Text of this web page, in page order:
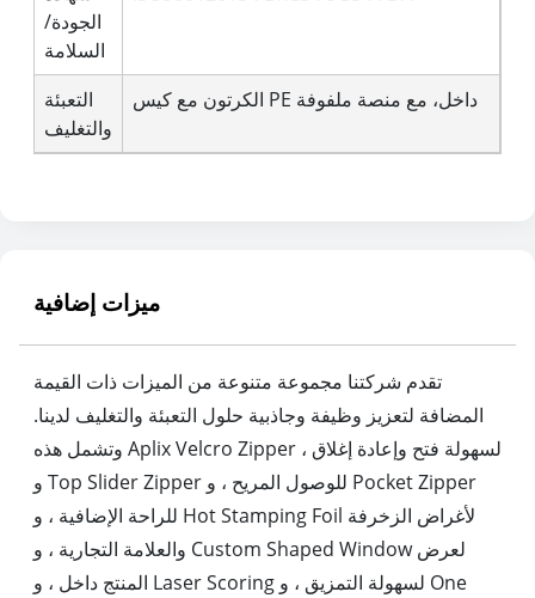
الجودة/
السلامة
التعبئة
والتغليف
الكرتون مع كيس PE داخل، مع منصة ملفوفة
ميزات إضافية
تقدم شركتنا مجموعة متنوعة من الميزات ذات القيمة
المضافة لتعزيز وظيفة وجاذبية حلول التعبئة والتغليف لدينا.
وتشمل هذه Aplix Velcro Zipper لسهولة فتح وإعادة إغلاق ،
و Top Slider Zipper للوصول المريح ، و Pocket Zipper
للراحة الإضافية ، و Hot Stamping Foil لأغراض الزخرفة
والعلامة التجارية ، و Custom Shaped Window لعرض
المنتج داخل ، و Laser Scoring لسهولة التمزيق ، و One